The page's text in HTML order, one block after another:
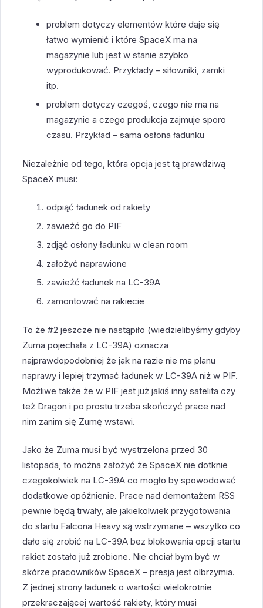
problem dotyczy elementów które daje się
łatwo wymienić i które SpaceX ma na
magazynie lub jest w stanie szybko
wyprodukować. Przykłady – siłowniki, zamki
itp.
problem dotyczy czegoś, czego nie ma na
magazynie a czego produkcja zajmuje sporo
czasu. Przykład – sama osłona ładunku
Niezależnie od tego, która opcja jest tą prawdziwą
SpaceX musi:
odpiąć ładunek od rakiety
zawieźć go do PIF
zdjąć osłony ładunku w clean room
założyć naprawione
zawieźć ładunek na LC-39A
zamontować na rakiecie
To że #2 jeszcze nie nastąpiło (wiedzielibyśmy gdyby
Zuma pojechała z LC-39A) oznacza
najprawdopodobniej że jak na razie nie ma planu
naprawy i lepiej trzymać ładunek w LC-39A niż w PIF.
Możliwe także że w PIF jest już jakiś inny satelita czy
też Dragon i po prostu trzeba skończyć prace nad
nim zanim się Zumę wstawi.
Jako że Zuma musi być wystrzelona przed 30
listopada, to można założyć że SpaceX nie dotknie
czegokolwiek na LC-39A co mogło by spowodować
dodatkowe opóźnienie. Prace nad demontażem RSS
pewnie będą trwały, ale jakiekolwiek przygotowania
do startu Falcona Heavy są wstrzymane – wszytko co
dało się zrobić na LC-39A bez blokowania opcji startu
rakiet zostało już zrobione. Nie chciał bym być w
skórze pracowników SpaceX – presja jest olbrzymia.
Z jednej strony ładunek o wartości wielokrotnie
przekraczającej wartość rakiety, który musi